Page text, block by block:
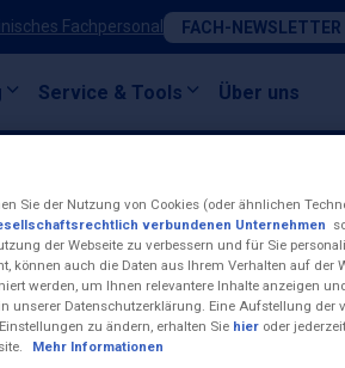
Fachpersonal FACH-NEWSLETTER
Service & Tools Über uns
Kontakt
Impressum
Nestlé Health Science
Cookie-Einstellungen
Sie der Nutzung von Cookies (oder ähnlichen
verbundenen Unternehmen
der Webseite zu verbessern und für Sie
können auch die Daten aus Ihrem Verhalten auf der
werden, um Ihnen relevantere Inhalte anzeigen
unserer Datenschutzerklärung. Eine Aufstellung der
zu ändern, erhalten Sie hier oder
Mehr Informationen